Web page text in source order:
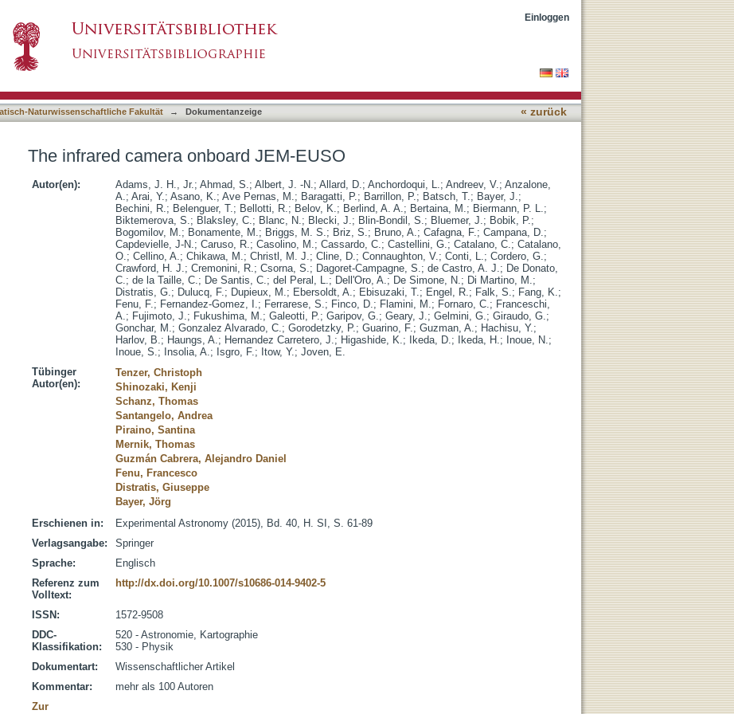
Einloggen
Naturwissenschaftliche Fakultät → Dokumentanzeige « zurück
The infrared camera onboard JEM-EUSO
Autor(en): Adams, J. H., Jr.; Ahmad, S.; Albert, J. -N.; Allard, D.; Anchordoqui, L.; Andreev, V.; Anzalone,
A.; Arai, Y.; Asano, K.; Ave Pernas, M.; Baragatti, P.; Barrillon, P.; Batsch, T.; Bayer, J.;
Bechini, R.; Belenguer, T.; Bellotti, R.; Belov, K.; Berlind, A. A.; Bertaina, M.; Biermann, P. L.;
Biktemerova, S.; Blaksley, C.; Blanc, N.; Blecki, J.; Blin-Bondil, S.; Bluemer, J.; Bobik, P.;
Bogomilov, M.; Bonamente, M.; Briggs, M. S.; Briz, S.; Bruno, A.; Cafagna, F.; Campana, D.;
Capdevielle, J-N.; Caruso, R.; Casolino, M.; Cassardo, C.; Castellini, G.; Catalano, C.; Catalano,
O.; Cellino, A.; Chikawa, M.; Christl, M. J.; Cline, D.; Connaughton, V.; Conti, L.; Cordero, G.;
Crawford, H. J.; Cremonini, R.; Csorna, S.; Dagoret-Campagne, S.; de Castro, A. J.; De Donato,
C.; de la Taille, C.; De Santis, C.; del Peral, L.; Dell'Oro, A.; De Simone, N.; Di Martino, M.;
Distratis, G.; Dulucq, F.; Dupieux, M.; Ebersoldt, A.; Ebisuzaki, T.; Engel, R.; Falk, S.; Fang, K.;
Fenu, F.; Fernandez-Gomez, I.; Ferrarese, S.; Finco, D.; Flamini, M.; Fornaro, C.; Franceschi,
A.; Fujimoto, J.; Fukushima, M.; Galeotti, P.; Garipov, G.; Geary, J.; Gelmini, G.; Giraudo, G.;
Gonchar, M.; Gonzalez Alvarado, C.; Gorodetzky, P.; Guarino, F.; Guzman, A.; Hachisu, Y.;
Harlov, B.; Haungs, A.; Hernandez Carretero, J.; Higashide, K.; Ikeda, D.; Ikeda, H.; Inoue, N.;
Inoue, S.; Insolia, A.; Isgro, F.; Itow, Y.; Joven, E.
Tübinger
Autor(en):
Tenzer, Christoph
Shinozaki, Kenji
Schanz, Thomas
Santangelo, Andrea
Piraino, Santina
Mernik, Thomas
Guzmán Cabrera, Alejandro Daniel
Fenu, Francesco
Distratis, Giuseppe
Bayer, Jörg
Erschienen in:
Experimental Astronomy (2015), Bd. 40, H. SI, S. 61-89
Verlagsangabe:
Springer
Sprache:
Englisch
Referenz zum
Volltext:
http://dx.doi.org/10.1007/s10686-014-9402-5
ISSN:
1572-9508
DDC-
Klassifikation:
520 - Astronomie, Kartographie
530 - Physik
Dokumentart:
Wissenschaftlicher Artikel
Kommentar:
mehr als 100 Autoren
Zur